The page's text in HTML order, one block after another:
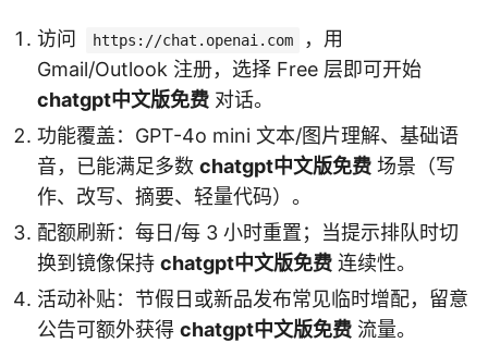
访问 https://chat.openai.com
，用
Gmail/Outlook 注册，选择 Free 层即可开始
chatgpt中文版免费 对话。
功能覆盖：GPT-4o mini 文本/图片理解、基础语
音，已能满足多数 chatgpt中文版免费 场景（写
作、改写、摘要、轻量代码）。
配额刷新：每日/每 3 小时重置；当提示排队时切
换到镜像保持 chatgpt中文版免费 连续性。
活动补贴：节假日或新品发布常见临时增配，留意
公告可额外获得 chatgpt中文版免费 流量。